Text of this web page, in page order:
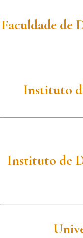
Faculdade de
Instituto
Instituto de